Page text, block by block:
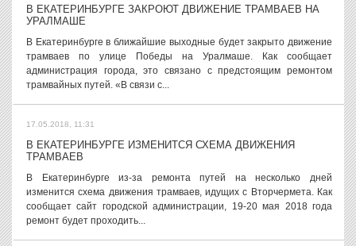
В ЕКАТЕРИНБУРГЕ ЗАКРОЮТ ДВИЖЕНИЕ ТРАМВАЕВ НА
УРАЛМАШЕ
В Екатеринбурге в ближайшие выходные будет закрыто движение
трамваев по улице Победы на Уралмаше. Как сообщает
администрация города, это связано с предстоящим ремонтом
трамвайных путей. «В связи с...
17.05.2018, 11:31
В ЕКАТЕРИНБУРГЕ ИЗМЕНИТСЯ СХЕМА ДВИЖЕНИЯ
ТРАМВАЕВ
В Екатеринбурге из-за ремонта путей на несколько дней
изменится схема движения трамваев, идущих с Вторчермета. Как
сообщает сайт городской администрации, 19-20 мая 2018 года
ремонт будет проходить...